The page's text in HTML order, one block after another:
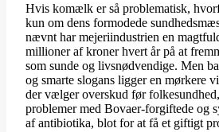
Hvis komælk er så problematisk,
kun om dens formodede
nævnt har mejeriindustrien en
millioner af kroner hvert år på at
som sunde og livsnødvendige. Men
og smarte slogans ligger en mørkere
der vælger overskud før
problemer med Bovaer-forgiftede og
af antibiotika, blot for at få et giftigt